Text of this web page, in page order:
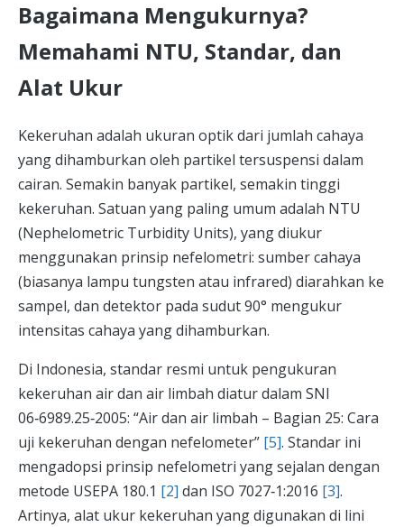
Bagaimana Mengukurnya?
Memahami NTU, Standar, dan
Alat Ukur
Kekeruhan adalah ukuran optik dari jumlah cahaya
yang dihamburkan oleh partikel tersuspensi dalam
cairan. Semakin banyak partikel, semakin tinggi
kekeruhan. Satuan yang paling umum adalah NTU
(Nephelometric Turbidity Units), yang diukur
menggunakan prinsip nefelometri: sumber cahaya
(biasanya lampu tungsten atau infrared) diarahkan ke
sampel, dan detektor pada sudut 90° mengukur
intensitas cahaya yang dihamburkan.
Di Indonesia, standar resmi untuk pengukuran
kekeruhan air dan air limbah diatur dalam SNI
06‑6989.25‑2005: “Air dan air limbah – Bagian 25: Cara
uji kekeruhan dengan nefelometer” [5]. Standar ini
mengadopsi prinsip nefelometri yang sejalan dengan
metode USEPA 180.1 [2] dan ISO 7027‑1:2016 [3].
Artinya, alat ukur kekeruhan yang digunakan di lini